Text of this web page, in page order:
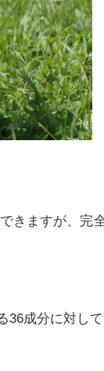
きますが、完
成分に対して